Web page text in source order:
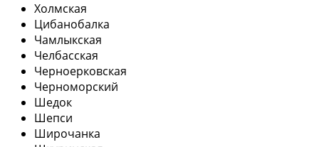
Холмская
Цибанобалка
Чамлыкская
Челбасская
Черноерковская
Черноморский
Шедок
Шепси
Широчанка